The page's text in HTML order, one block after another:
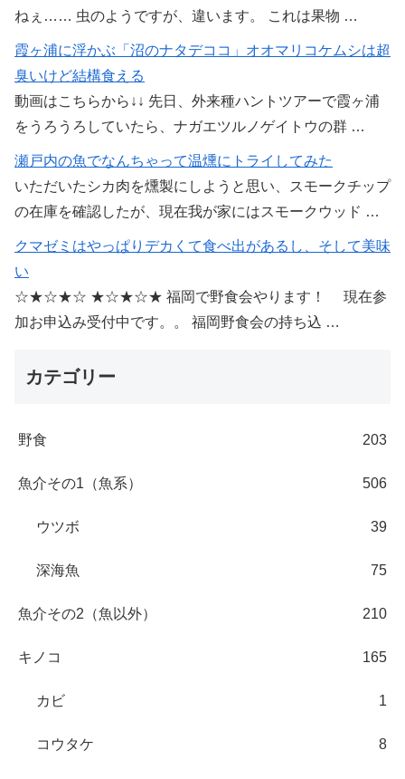
ねぇ…… 虫のようですが、違います。 これは果物 …
霞ヶ浦に浮かぶ「沼のナタデココ」オオマリコケムシは超
臭いけど結構食える
動画はこちらから↓↓ 先日、外来種ハントツアーで霞ヶ浦
をうろうろしていたら、ナガエツルノゲイトウの群 …
瀬戸内の魚でなんちゃって温燻にトライしてみた
いただいたシカ肉を燻製にしようと思い、スモークチップ
の在庫を確認したが、現在我が家にはスモークウッド …
クマゼミはやっぱりデカくて食べ出があるし、そして美味
い
☆★☆★☆ ★☆★☆★ 福岡で野食会やります！ 現在参
加お申込み受付中です。。 福岡野食会の持ち込 …
カテゴリー
野食 203
魚介その1（魚系） 506
ウツボ 39
深海魚 75
魚介その2（魚以外） 210
キノコ 165
カビ 1
コウタケ 8